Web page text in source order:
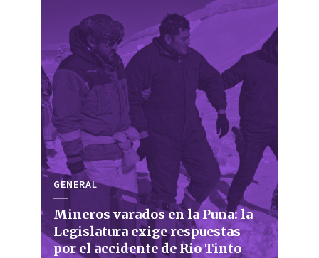
GENERAL
Mineros varados en la Puna: la
Legislatura exige respuestas
por el accidente de Rio Tinto